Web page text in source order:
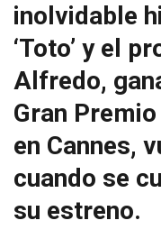
inolvidable
‘Toto’ y el
Alfredo,
Gran
en Cannes,
cuando se
su estreno.